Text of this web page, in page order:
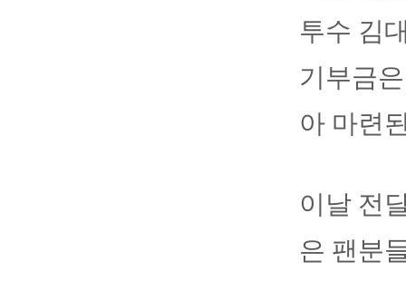
투수 김
기부금
아 마련
이날 전
은 팬분